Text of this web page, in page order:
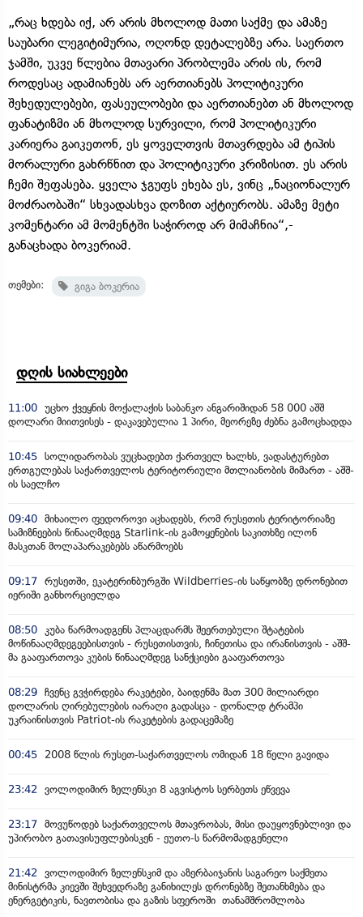
„რაც ხდება იქ, არ არის მხოლოდ მათი საქმე და ამაზე
საუბარი ლეგიტიმურია, ოღონდ დეტალებზე არა. საერთო
ჯამში, უკვე წლებია მთავარი პრობლემა არის ის, რომ
როდესაც ადამიანებს არ აერთიანებს პოლიტიკური
შეხედულებები, ფასეულობები და აერთიანებთ ან მხოლოდ
ფანატიზმი ან მხოლოდ სურვილი, რომ პოლიტიკური
კარიერა გაიკეთონ, ეს ყოველთვის მთავრდება ამ ტიპის
მორალური გახრწნით და პოლიტიკური კრიზისით. ეს არის
ჩემი შეფასება. ყველა ჯგუფს ეხება ეს, ვინც „ნაციონალურ
მოძრაობაში“ სხვადასხვა დოზით აქტიურობს. ამაზე მეტი
კომენტარი ამ მომენტში საჭიროდ არ მიმაჩნია“,-
განაცხადა ბოკერიამ.
თემები: გიგა ბოკერია
დღის სიახლეები
11:00 უცხო ქვეყნის მოქალაქის საბანკო ანგარიშიდან 58 000 აშშ
დოლარი მიითვისეს - დაკავებულია 1 პირი, მეორეზე ძებნა გამოცხადდა
10:45 სოლიდარობას ვუცხადებთ ქართველ ხალხს, ვადასტურებთ
ერთგულებას საქართველოს ტერიტორიული მთლიანობის მიმართ - აშშ-
ის საელჩო
09:40 მიხაილო ფედოროვი აცხადებს, რომ რუსეთის ტერიტორიაზე
სამიზნეების წინააღმდეგ Starlink-ის გამოყენების საკითხზე ილონ
მასკთან მოლაპარაკებებს აწარმოებს
09:17 რუსეთში, ეკატერინბურგში Wildberries-ის საწყობზე დრონებით
იერიში განხორციელდა
08:50
კუბა წარმოადგენს პლაცდარმს შეერთებული შტატების
მოწინააღმდეგეებისთვის - რუსეთისთვის, ჩინეთისა და ირანისთვის - აშშ-
მა გააფართოვა კუბის წინააღმდეგ სანქციები გააფართოვა
08:29 ჩვენც გვჭირდება რაკეტები, ბაიდენმა მათ 300 მილიარდი
დოლარის ღირებულების იარაღი გადასცა - დონალდ ტრამპი
უკრაინისთვის Patriot-ის რაკეტების გადაცემაზე
00:45 2008 წლის რუსეთ-საქართველოს ომიდან 18 წელი გავიდა
23:42 ვოლოდიმირ ზელენსკი 8 აგვისტოს სერბეთს ეწვევა
23:17 მოვუწოდებ საქართველოს მთავრობას, მისი დაუყოვნებლივი და
უპირობო გათავისუფლებისკენ - ეუთო-ს წარმომადგენელი
21:42
ვოლოდიმირ ზელენსკიმ და აზერბაიჯანის საგარეო საქმეთა
მინისტრმა კიევში შეხვედრაზე განიხილეს დრონებზე შეთანხმება და
ენერგეტიკის, ნავთობისა და გაზის სფეროში თანამშრომლობა